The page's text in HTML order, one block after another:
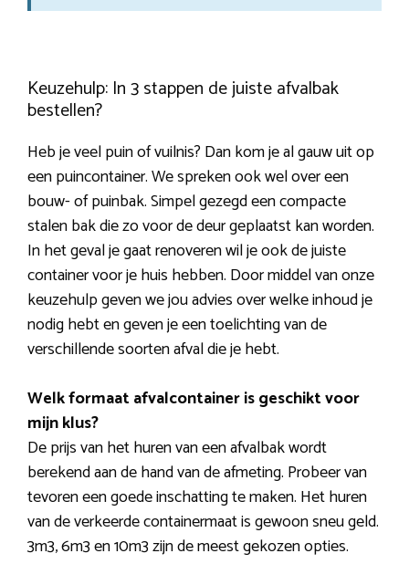
Keuzehulp: In 3 stappen de juiste afvalbak
bestellen?
Heb je veel puin of vuilnis? Dan kom je al gauw uit op
een puincontainer. We spreken ook wel over een
bouw- of puinbak. Simpel gezegd een compacte
stalen bak die zo voor de deur geplaatst kan worden.
In het geval je gaat renoveren wil je ook de juiste
container voor je huis hebben. Door middel van onze
keuzehulp geven we jou advies over welke inhoud je
nodig hebt en geven je een toelichting van de
verschillende soorten afval die je hebt.
Welk formaat afvalcontainer is geschikt voor
mijn klus?
De prijs van het huren van een afvalbak wordt
berekend aan de hand van de afmeting. Probeer van
tevoren een goede inschatting te maken. Het huren
van de verkeerde containermaat is gewoon sneu geld.
3m3, 6m3 en 10m3 zijn de meest gekozen opties.